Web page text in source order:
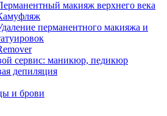
макияж верхнего века
перманентного макияжа и
сервис: маникюр, педикюр
депиляция
и брови